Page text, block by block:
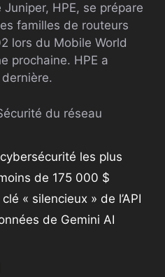
HPE, se prépare
familles de routeurs
lors du Mobile World
prochaine. HPE a
dernière.
du réseau
les plus
de 175 000 $
« silencieux » de l’API
de Gemini AI